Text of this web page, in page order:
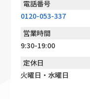
電話番号
0120-053-337
営業時間
9:30-19:00
定休日
火曜日・水曜日